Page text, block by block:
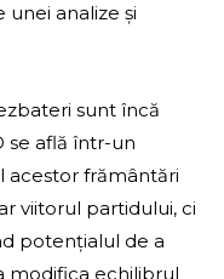
unei analize și
sunt încă
se află într-un
acestor frământări
viitorul partidului, ci
potențialul de a
modifica echilibrul